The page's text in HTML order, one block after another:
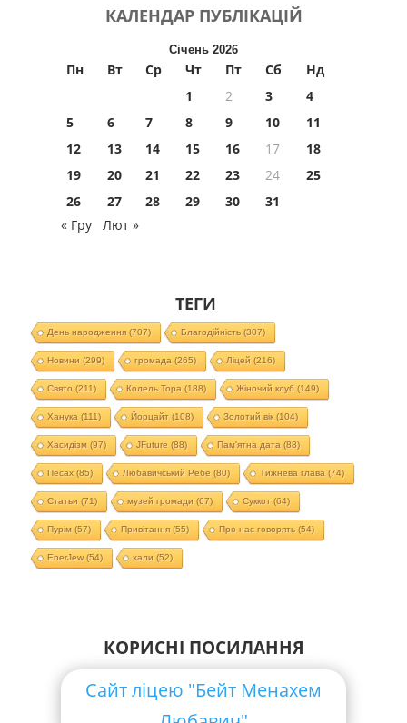
КАЛЕНДАР ПУБЛІКАЦІЙ
Січень 2026
Пн Вт Ср Чт Пт Сб
Нд
1
2 3
4
5
6 7 8 9 10
11
12
13 14 15 16 17
18
19
20 21 22 23 24
25
26
27 28 29 30
31
« Гру
Лют »
ТЕГИ
День народження(707) Благодійність(307)
Новини (299) громада (265) Ліцей (216)
Свято (211) Колель Тора (188) Жіночий клуб (149)
Ханука (111) Йорцайт (108) Золотий вік(104)
Хасидізм (97) JFuture (88) Пам'ятна дата (88)
Песах(85) Любавичський Ребе (80) Тижнева глава (74)
Статьи (71) музей громади (67) Суккот (64)
Пурім (57) Привітання(55) Про нас говорять(54)
EnerJew(54) хали (52)
КОРИСНІ ПОСИЛАННЯ
Сайт ліцею "Бейт Менахем